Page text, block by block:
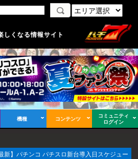
しくなる情報サイト
機種 コンテンツ
コミュニティ
ログイン
最新】パチンコ パチスロ新台導入日スケジュー